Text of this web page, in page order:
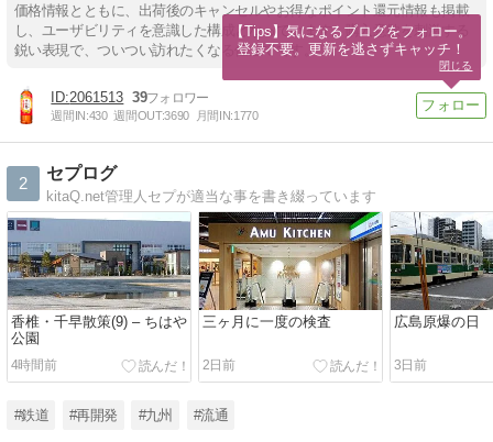
価格情報とともに、出荷後のキャンセルやお得なポイント還元情報も掲載
し、ユーザビリティを意識した構成となっています。購入意欲を刺激する
鋭い表現で、ついつい訪れたくなる仕立てです。
2061513 39
週間IN:430 週間OUT:3690 月間IN:1770
2
セプログ
kitaQ.net管理人セプが適当な事を書き綴っています
香椎・千早散策(9) – ちはや
公園
4時間前
三ヶ月に一度の検査
2日前
広島原爆の日
3日前
#鉄道 #再開発 #九州 #流通
【Tips】気になるブログをフォロー。
登録不要。更新を逃さずキャッチ！
閉じる